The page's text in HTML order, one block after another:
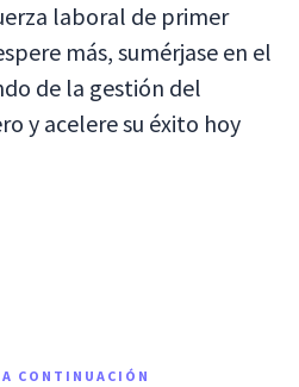
laboral de primer
más, sumérjase en el
de la gestión del
y acelere su éxito hoy
CONTINUACIÓN